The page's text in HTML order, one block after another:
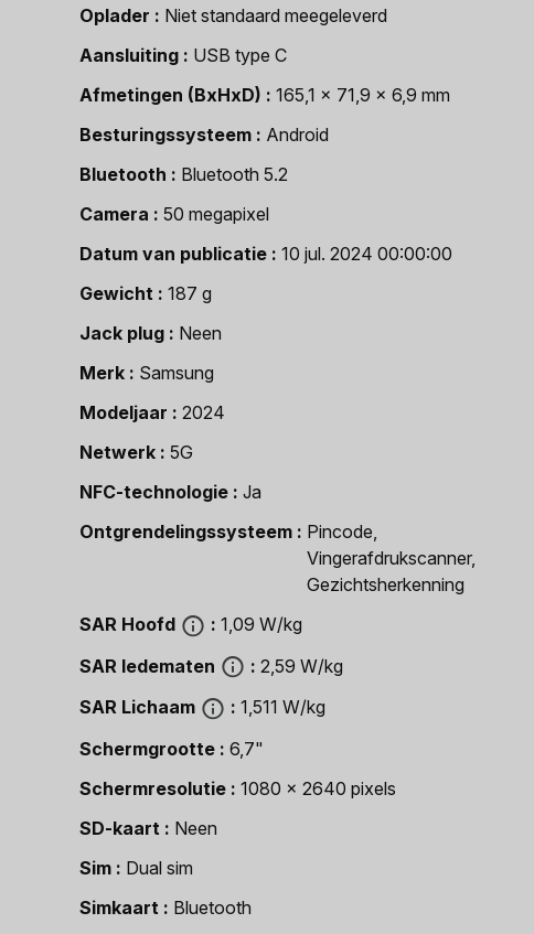
Oplader
Niet standaard meegeleverd
Aansluiting
USB type C
Afmetingen (BxHxD)
165,1 x 71,9 x 6,9 mm
Besturingssysteem
Android
Bluetooth
Bluetooth 5.2
Camera
50 megapixel
Datum van publicatie
10 jul. 2024 00:00:00
Gewicht
187 g
Jack plug
Neen
Merk
Samsung
Modeljaar
2024
Netwerk
5G
NFC-technologie
Ja
Ontgrendelingssysteem
Pincode,
Vingerafdrukscanner,
Gezichtsherkenning
SAR Hoofd
1,09 W/kg
SAR ledematen
2,59 W/kg
SAR Lichaam
1,511 W/kg
Schermgrootte
6,7"
Schermresolutie
1080 x 2640 pixels
SD-kaart
Neen
Sim
Dual sim
Simkaart
Bluetooth